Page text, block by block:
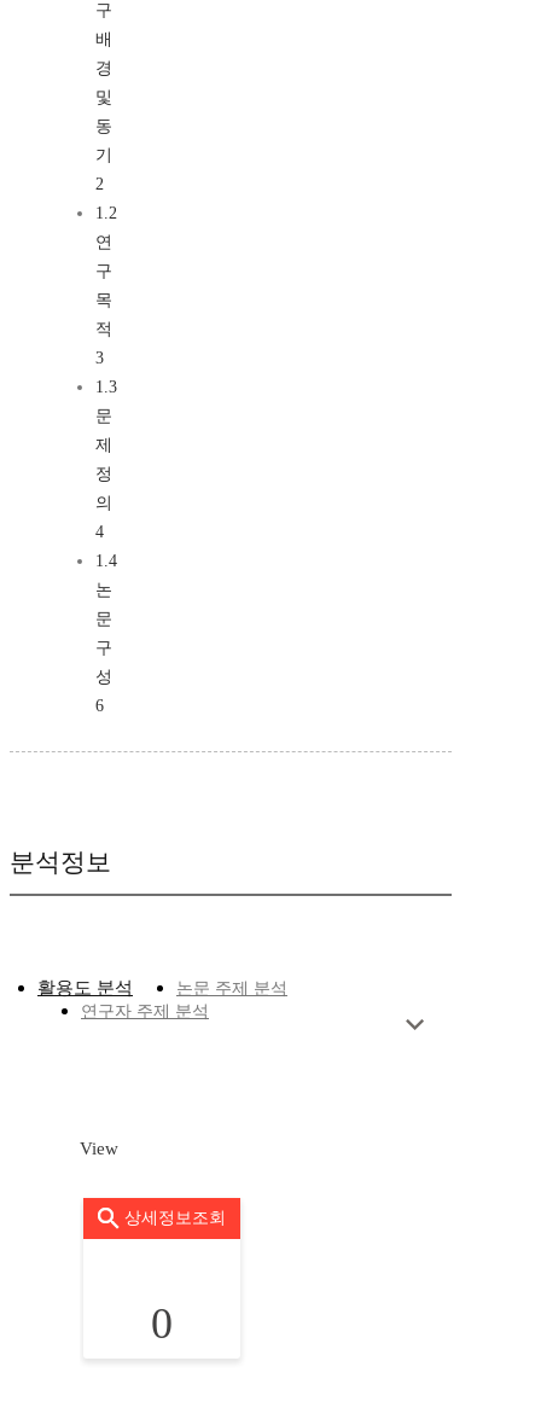
구
배
경
및
동
기
2
1.2
연
구
목
적
3
1.3
문
제
정
의
4
1.4
논
문
구
성
6
분석정보
활용도 분석
논문 주제 분석
연구자 주제 분석
View
상세정보조회
0